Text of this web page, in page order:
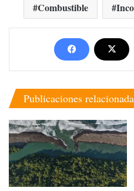
Combustible
Publicaciones